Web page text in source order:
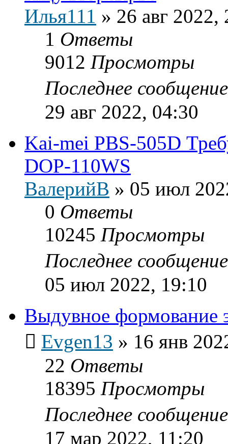
Илья111 » 26 авг 2022,
1 Ответы
9012 Просмотры
Последнее
29 авг 2022, 04:30
Kai-mei PBS-505D
DOP-110WS
ВалерийВ » 05 июл
0 Ответы
10245 Просмотры
Последнее
05 июл 2022, 19:10
Выдувное формование
Evgen13 » 16 янв
22 Ответы
18395 Просмотры
Последнее
17 мар 2022, 11:20